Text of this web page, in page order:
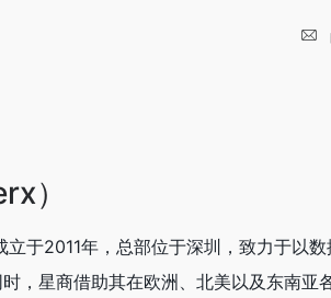
）
于2011年，总部位于深圳，致力于以
，星商借助其在欧洲、北美以及东南亚